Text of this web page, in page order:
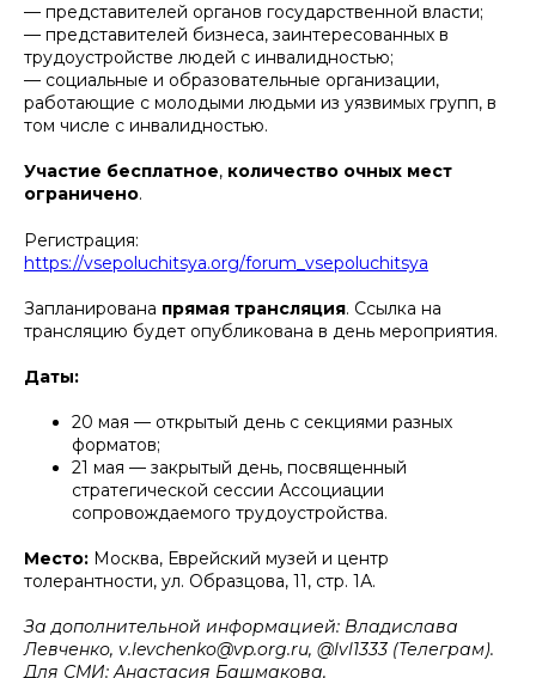
— представителей органов государственной власти;
— представителей бизнеса, заинтересованных в
трудоустройстве людей с инвалидностью;
— социальные и образовательные организации,
работающие с молодыми людьми из уязвимых групп, в
том числе с инвалидностью.
Участие бесплатное, количество очных мест
ограничено.
Регистрация:
https://vsepoluchitsya.org/forum_vsepoluchitsya
Запланирована прямая трансляция. Ссылка на
трансляцию будет опубликована в день мероприятия.
Даты:
20 мая — открытый день с секциями разных
форматов;
21 мая — закрытый день, посвященный
стратегической сессии Ассоциации
сопровождаемого трудоустройства.
Место: Москва, Еврейский музей и центр
толерантности, ул. Образцова, 11, стр. 1А.
За дополнительной информацией: Владислава
Левченко, v.levchenko@vp.org.ru, @lvl1333 (Телеграм).
Для СМИ: Анастасия Башмакова,